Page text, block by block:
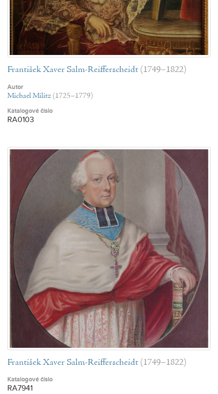
František Xaver Salm-Reifferscheidt (1749–1822)
Autor
Michael Militz (1725–1779)
Katalogové číslo
RA0103
František Xaver Salm-Reifferscheidt (1749–1822)
Katalogové číslo
RA7941